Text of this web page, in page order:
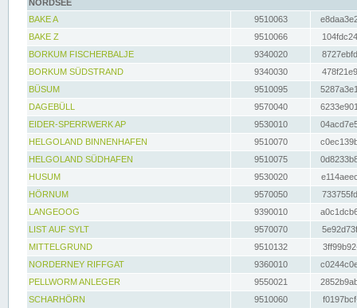
NORDSEE
BAKE A
9510063
BAKE Z
9510066
BORKUM FISCHERBALJE
9340020
BORKUM SÜDSTRAND
9340030
BÜSUM
9510095
DAGEBÜLL
9570040
EIDER-SPERRWERK AP
9530010
HELGOLAND BINNENHAFEN
9510070
HELGOLAND SÜDHAFEN
9510075
HUSUM
9530020
HÖRNUM
9570050
LANGEOOG
9390010
LIST AUF SYLT
9570070
MITTELGRUND
9510132
NORDERNEY RIFFGAT
9360010
PELLWORM ANLEGER
9550021
SCHARHÖRN
9510060